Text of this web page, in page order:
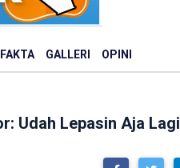
GALLERI OPINI
Udah Lepasin Aja Lagi